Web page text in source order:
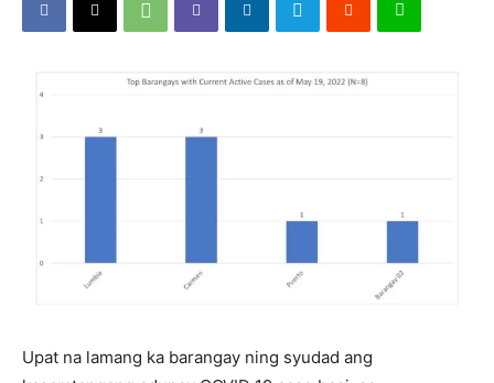
Upat na lamang ka barangay ning syudad ang